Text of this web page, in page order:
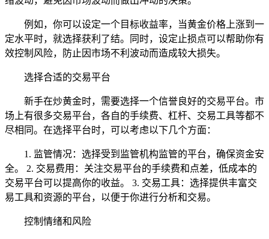
例如，你可以设定一个目标收益率，当黄金价格上涨到一
定水平时，就选择获利了结。同时，设定止损点可以帮助你有
效控制风险，防止因市场不利波动而造成较大损失。
选择合适的交易平台
新手在炒黄金时，需要选择一个信誉良好的交易平台。市
场上有很多交易平台，各自的手续费、杠杆、交易工具等都不
尽相同。在选择平台时，可以考虑以下几个方面：
1. 监管情况：选择受到监管机构监管的平台，确保资金安
全。 2. 交易费用：关注交易平台的手续费和点差，低成本的
交易平台可以提高你的收益。 3. 交易工具：选择提供丰富交
易工具和资源的平台，以便于你进行分析和交易。
控制情绪和风险